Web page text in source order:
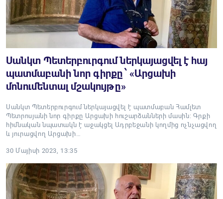
Սանկտ Պետերբուրգում ներկայացվել է հայ
պատմաբանի նոր գիրքը ՝ «Արցախի
մոնումենտալ մշակույթը»
Սանկտ Պետերբուրգում ներկայացվել է պատմաբան Համլետ
Պետրոսյանի նոր գիրքը Արցախի հուշարձանների մասին: Գրքի
հիմնական նպատակն է աջակցել Ադրբեջանի կողմից ոչնչացվող
և յուրացվող Արցախի…
30 Մայիսի 2023, 13:35